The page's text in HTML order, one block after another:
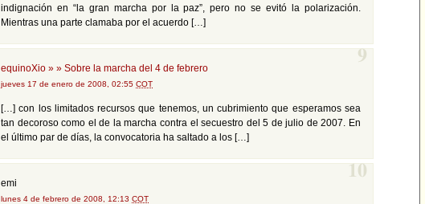
indignación en “la gran marcha por la paz”, pero no se evitó la polarización.
Mientras una parte clamaba por el acuerdo […]
equinoXio » » Sobre la marcha del 4 de febrero
jueves 17 de enero de 2008, 02:55 COT
9
[…] con los limitados recursos que tenemos, un cubrimiento que esperamos sea
tan decoroso como el de la marcha contra el secuestro del 5 de julio de 2007. En
el último par de días, la convocatoria ha saltado a los […]
emi
lunes 4 de febrero de 2008, 12:13 COT
10